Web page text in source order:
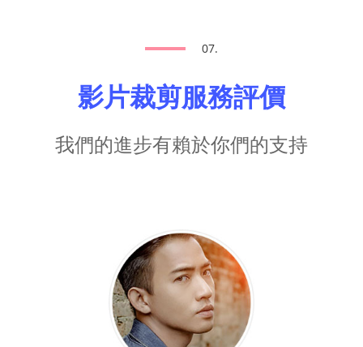
07.
影片裁剪服務評價
我們的進步有賴於你們的支持